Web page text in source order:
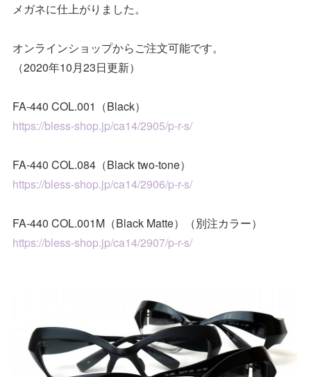
メガネに仕上がりました。
オンラインショップからご注文可能です。
（2020年10月23日更新）
FA-440 COL.001（Black）
https://bless-shop.jp/ca14/2905/p-r-s/
FA-440 COL.084（Black two-tone）
https://bless-shop.jp/ca14/2906/p-r-s/
FA-440 COL.001M（Black Matte）（別注カラー）
https://bless-shop.jp/ca14/2907/p-r-s/